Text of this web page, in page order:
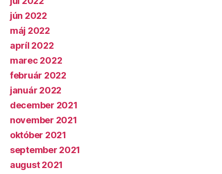
jún 2022
máj 2022
apríl 2022
marec 2022
február 2022
január 2022
december 2021
november 2021
október 2021
september 2021
august 2021